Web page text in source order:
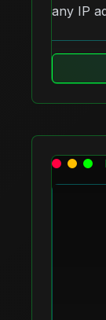
any IP